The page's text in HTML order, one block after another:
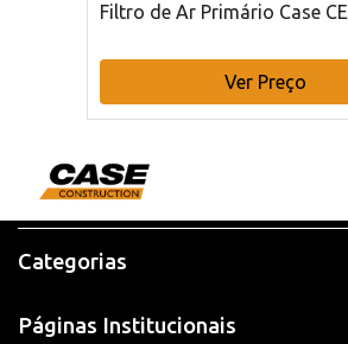
Filtro de Ar Primário Case CE
Ver Preço
Categorias
Páginas Institucionais